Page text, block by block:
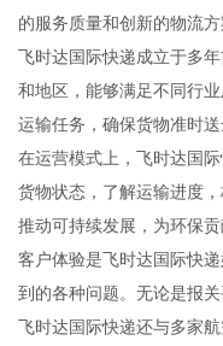
的服务质量和创新的物流
飞时达国际快递成立于多
和地区，能够满足不同行
运输任务，确保货物准时送
在运营模式上，飞时达国
货物状态，了解运输进度
推动可持续发展，为环保贡
客户体验是飞时达国际快
到的各种问题。无论是报
飞时达国际快递还与多家